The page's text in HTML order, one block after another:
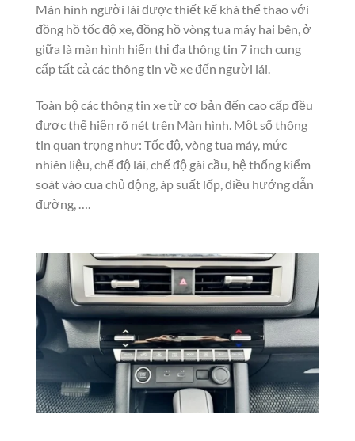
Màn hình người lái được thiết kế khá thể thao với
đồng hồ tốc độ xe, đồng hồ vòng tua máy hai bên, ở
giữa là màn hình hiển thị đa thông tin 7 inch cung
cấp tất cả các thông tin về xe đến người lái.
Toàn bộ các thông tin xe từ cơ bản đến cao cấp đều
được thể hiện rõ nét trên Màn hình. Một số thông
tin quan trọng như: Tốc độ, vòng tua máy, mức
nhiên liệu, chế độ lái, chế độ gài cầu, hệ thống kiểm
soát vào cua chủ động, áp suất lốp, điều hướng dẫn
đường, ….